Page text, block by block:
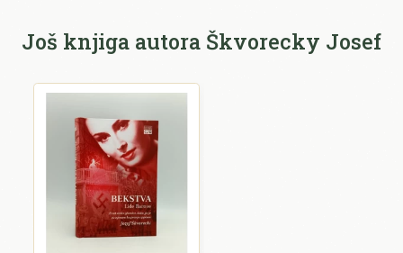
E-mail se ne prikazuje javno.
Ocjena *
Komentar *
Još knjiga autora Škvorecky Josef